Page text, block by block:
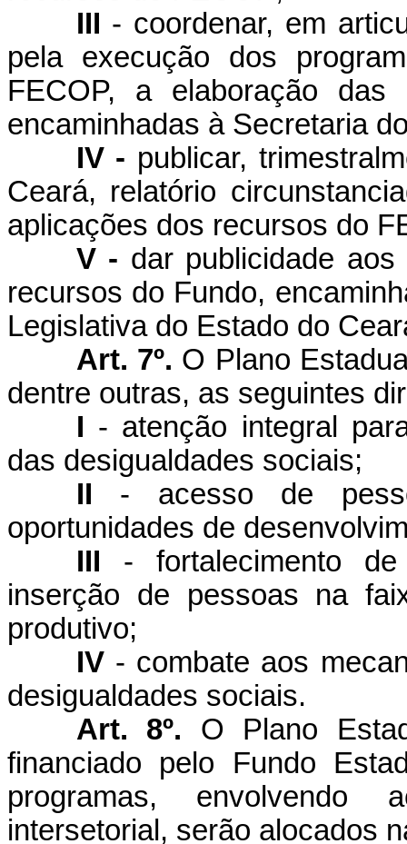
III - coordenar, em
pela execução dos
FECOP, a elaboração das
encaminhadas à Secretaria
IV - publicar,
Ceará, relatório
aplicações dos recursos do
V - dar publicidade
recursos do Fundo,
Legislativa do Estado do
Art. 7º. O Plano
dentre outras, as seguintes
I - atenção integral
das desigualdades sociais;
II - acesso de
oportunidades de
III - fortalecimento
inserção de pessoas na
produtivo;
IV- combate aos
desigualdades sociais.
Art. 8º. O Plano
financiado pelo Fundo
programas, envolvendo
intersetorial, serão alocados